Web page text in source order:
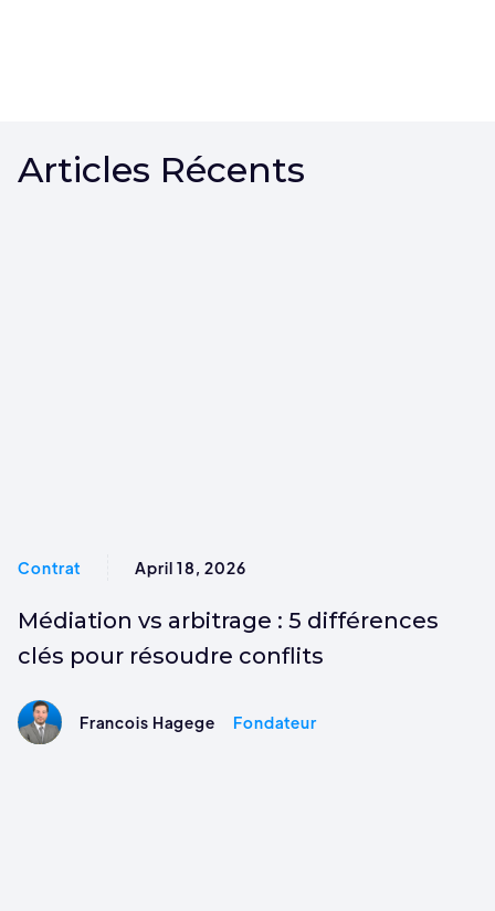
Articles Récents
Contrat April 18, 2026
Médiation vs arbitrage : 5 différences
clés pour résoudre conflits
Francois Hagege Fondateur